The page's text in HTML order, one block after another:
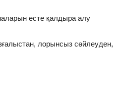
есте қалдыра алу
лорынсыз сөйлеуден,